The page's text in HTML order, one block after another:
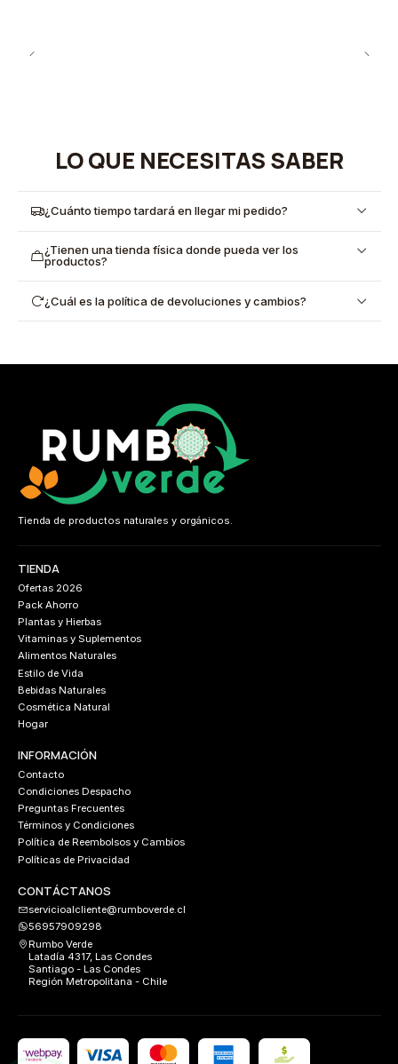
LO QUE NECESITAS SABER
¿Cuánto tiempo tardará en llegar mi pedido?
¿Tienen una tienda física donde pueda ver los
productos?
¿Cuál es la política de devoluciones y cambios?
Tienda de productos naturales y orgánicos.
TIENDA
Ofertas 2026
Pack Ahorro
Plantas y Hierbas
Vitaminas y Suplementos
Alimentos Naturales
Estilo de Vida
Bebidas Naturales
Cosmética Natural
Hogar
INFORMACIÓN
Contacto
Condiciones Despacho
Preguntas Frecuentes
Términos y Condiciones
Política de Reembolsos y Cambios
Políticas de Privacidad
CONTÁCTANOS
servicioalcliente@rumboverde.cl
56957909298
Rumbo Verde
Latadía 4317, Las Condes
Santiago - Las Condes
Región Metropolitana - Chile